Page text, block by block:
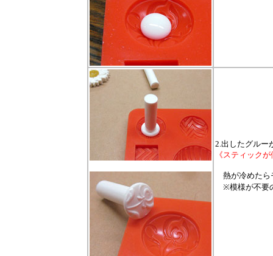
2.出したグルー
《スティック
熱が冷めたら
※模様が不要